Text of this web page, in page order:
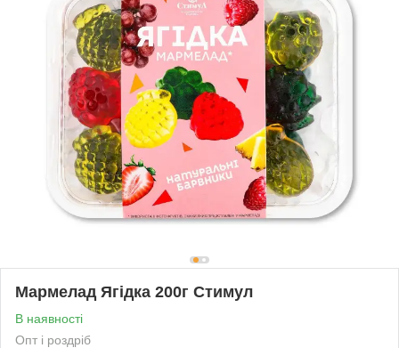
Мармелад Ягідка 200г Стимул
В наявності
Опт і роздріб